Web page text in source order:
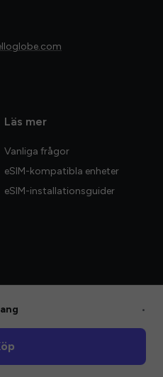
Läs mer
Vanliga frågor
eSIM-kompatibla enheter
eSIM-installationsguider
•